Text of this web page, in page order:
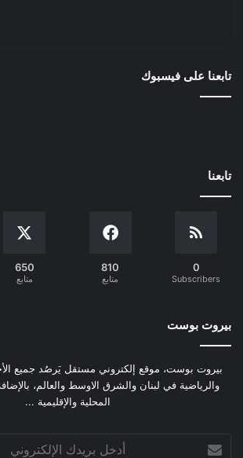
تابعنا على فيسبوك
تابعنا
0
Subscribers
810
متابع
650
متابع
بيروت بوست
بيروت بوست، موقع إلكتروني مستقل يَرصُد جميع
والرياضية في لبنان والشرق الاوسط والعالم،
المحلية والإقليمية ...